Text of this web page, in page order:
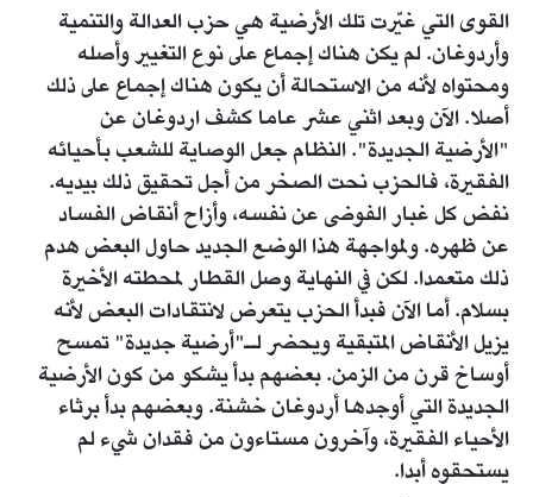
القوى التي غيّرت تلك الأرضية هي حزب العدالة والتنمية
وأردوغان. لم يكن هناك إجماع على نوع التغيير وأصله
ومحتواه لأنه من الاستحالة أن يكون هناك إجماع على ذلك
أصلا. الآن وبعد اثني عشر عاما كشف اردوغان عن
"الأرضية الجديدة". النظام جعل الوصاية للشعب بأحيائه
الفقيرة، فالحزب نحت الصخر من أجل تحقيق ذلك بيديه.
نفض كل غبار الفوضى عن نفسه، وأزاح أنقاض الفساد
عن ظهره. ولمواجهة هذا الوضع الجديد حاول البعض هدم
ذلك متعمدا. لكن في النهاية وصل القطار لمحطته الأخيرة
بسلام. أما الآن فبدأ الحزب يتعرض لانتقادات البعض لأنه
يزيل الأنقاض المتبقية ويحضر لـ"أرضية جديدة" تمسح
أوساخ قرن من الزمن. بعضهم بدأ يشكو من كون الأرضية
الجديدة التي أوجدها أردوغان خشنة. وبعضهم بدأ برثاء
الأحياء الفقيرة، وآخرون مستاءون من فقدان شيء لم
يستحقوه أبدا.